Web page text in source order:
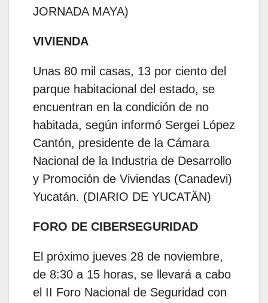
JORNADA MAYA)
VIVIENDA
Unas 80 mil casas, 13 por ciento del
parque habitacional del estado, se
encuentran en la condición de no
habitada, según informó Sergei López
Cantón, presidente de la Cámara
Nacional de la Industria de Desarrollo
y Promoción de Viviendas (Canadevi)
Yucatán. (DIARIO DE YUCATÄN)
FORO DE CIBERSEGURIDAD
El próximo jueves 28 de noviembre,
de 8:30 a 15 horas, se llevará a cabo
el II Foro Nacional de Seguridad con